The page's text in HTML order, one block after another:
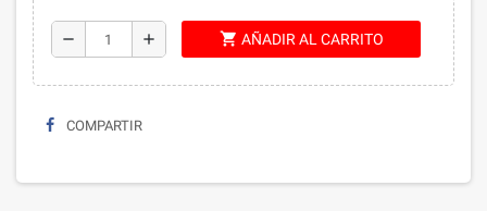
remove add shopping_cart AÑADIR AL CARRITO
COMPARTIR